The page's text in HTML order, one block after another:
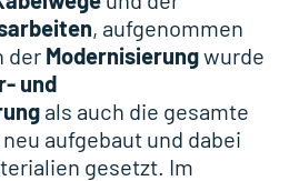
, aufgenommen
der Modernisierungwurde
und
als auch die gesamte
neu aufgebaut und dabei
gesetzt. Im